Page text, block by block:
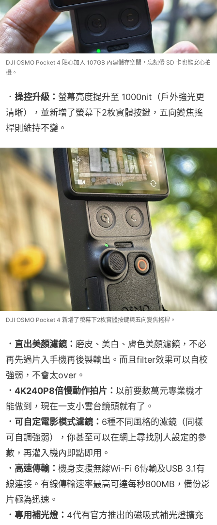
DJI OSMO Pocket 4 貼心加入 107GB 內建儲存空間，忘記帶 SD 卡也能安心拍
攝。
． 操控升級： 螢幕亮度提升至 1000nit（戶外強光更
清晰），並新增了螢幕下2枚實體按鍵，五向變焦搖
桿則維持不變。
DJI OSMO Pocket 4 新增了螢幕下2枚實體按鍵與五向變焦搖桿。
．直出美顏濾鏡： 磨皮、美白、膚色美顏濾鏡，不必
再先過片入手機再後製輸出。而且filter效果可以自校
強弱，不會太over。
．4K240P8倍慢動作拍片： 以前要數萬元專業機才
能做到，現在一支小雲台鏡頭就有了。
．可自定電影模式濾鏡： 6種不同風格的濾鏡（同樣
可自調強弱），你甚至可以在網上尋找別人設定的參
數，再灌入機內即點即用。
．高速傳輸： 機身支援無線Wi-Fi 6傳輸及USB 3.1有
線連接。有線傳輸速率最高可達每秒800MB，備份影
片極為迅速。
．專用補光燈： 4代有官方推出的磁吸式補光燈擴充